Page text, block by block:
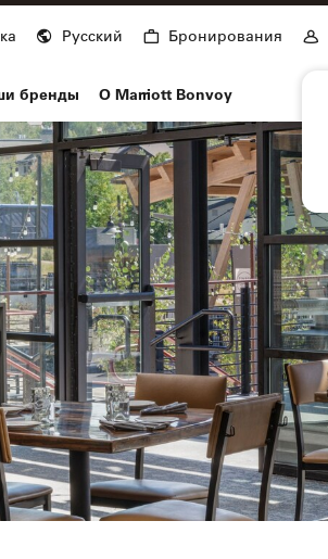
Русский Бронирования
бренды О Marriott Bonvoy